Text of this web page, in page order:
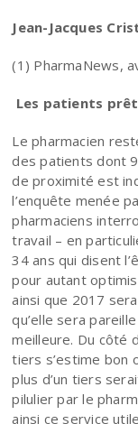
Jean-Jacques
(1) PharmaNews,
Les patients
Le pharmacien
des patients dont
de proximité est
l’enquête menée
pharmaciens
travail – en
34 ans qui disent
pour autant
ainsi que 2017
qu’elle sera
meilleure. Du côté
tiers s’estime bon
plus d’un tiers
pilulier par le
ainsi ce service